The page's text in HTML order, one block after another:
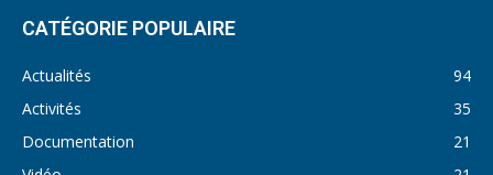
CATÉGORIE POPULAIRE
Actualités
94
Activités
35
Documentation
21